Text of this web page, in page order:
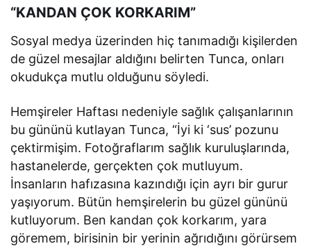
“KANDAN ÇOK KORKARIM”
Sosyal medya üzerinden hiç tanımadığı kişilerden
de güzel mesajlar aldığını belirten Tunca, onları
okudukça mutlu olduğunu söyledi.
Hemşireler Haftası nedeniyle sağlık çalışanlarının
bu gününü kutlayan Tunca, “İyi ki ‘sus’ pozunu
çektirmişim. Fotoğraflarım sağlık kuruluşlarında,
hastanelerde, gerçekten çok mutluyum.
İnsanların hafızasına kazındığı için ayrı bir gurur
yaşıyorum. Bütün hemşirelerin bu güzel gününü
kutluyorum. Ben kandan çok korkarım, yara
göremem, birisinin bir yerinin ağrıdığını görürsem